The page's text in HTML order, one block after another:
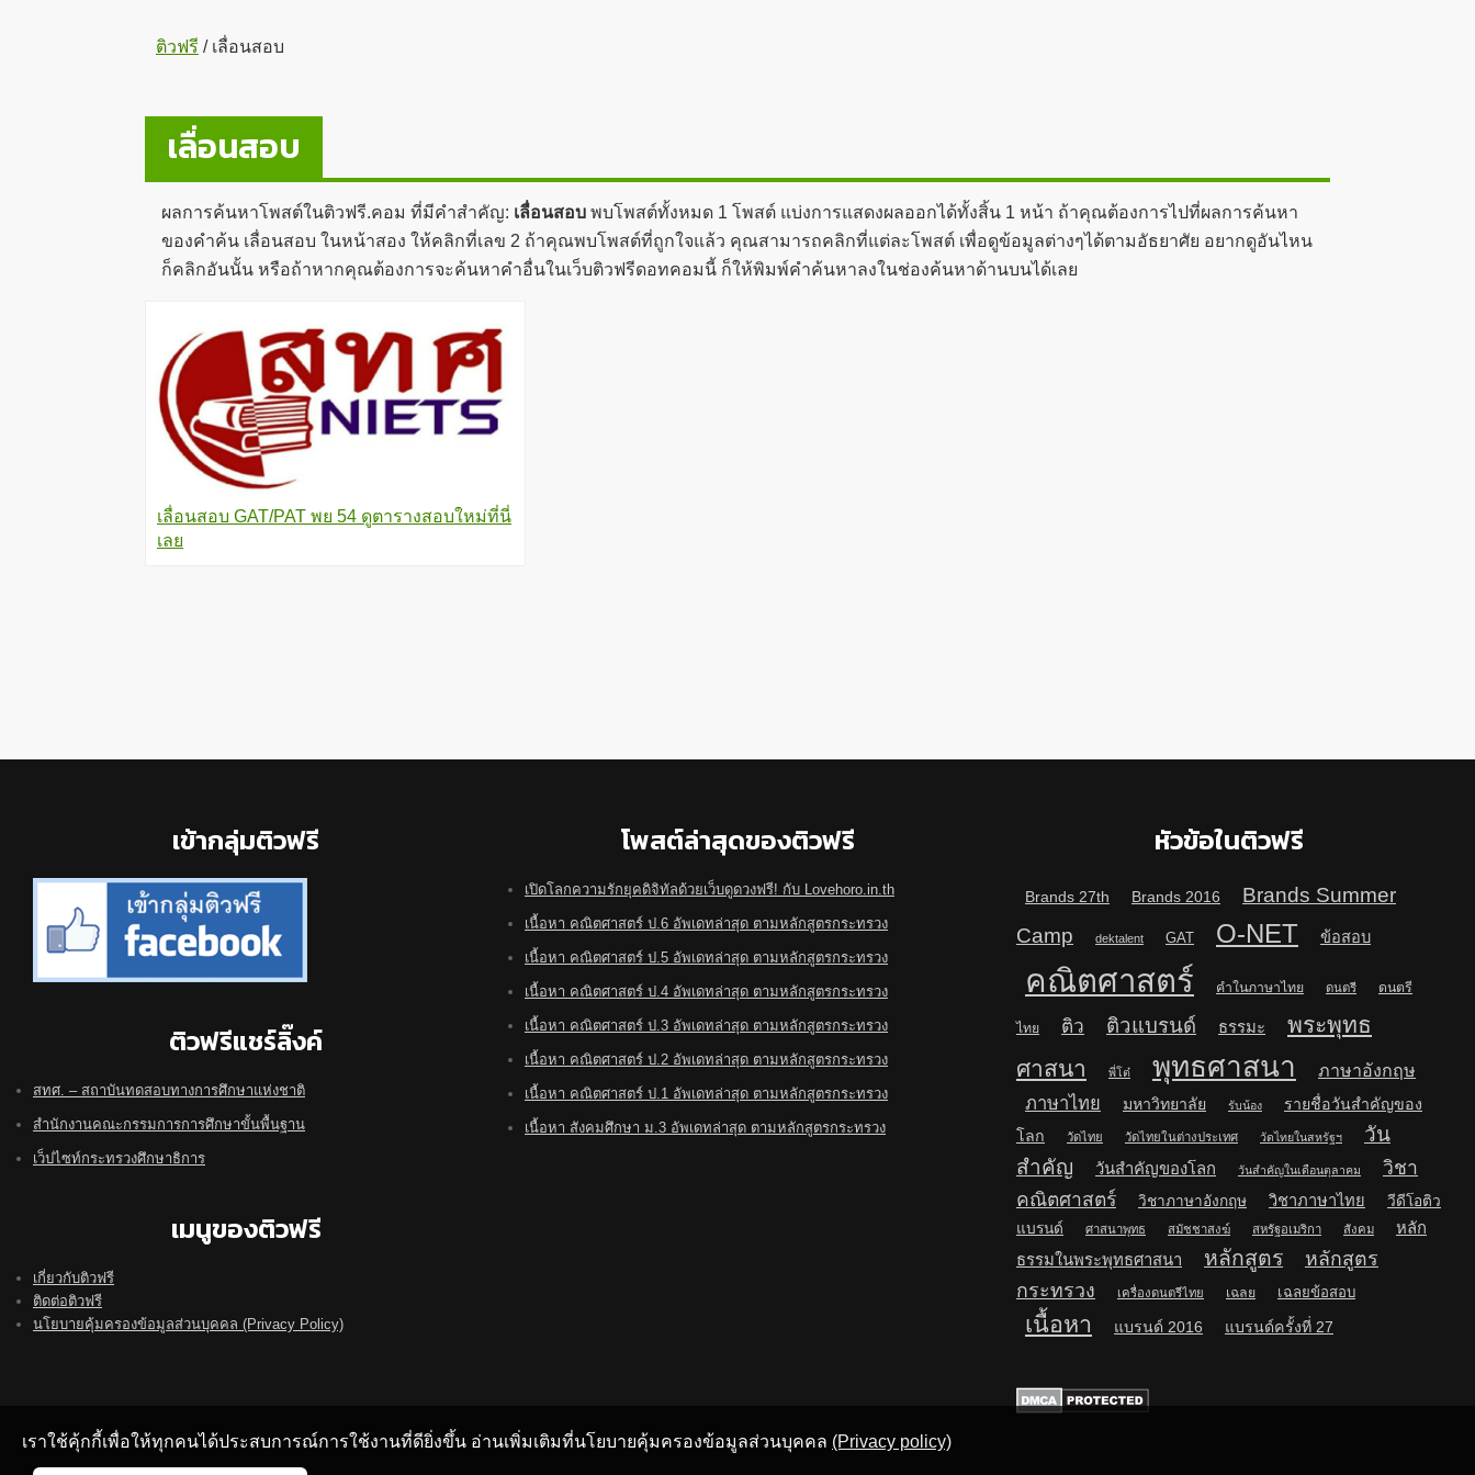
ติวฟรี /เลื่อนสอบ
เลื่อนสอบ
ผลการค้นหาโพสต์ในติวฟรี.คอม ที่มีคำสำคัญ: เลื่อนสอบ พบโพสต์ทั้งหมด 1 โพสต์ แบ่งการแสดงผลออกได้ทั้งสิ้น 1 หน้า ถ้าคุณต้องการไปที่ผลการค้นหา
ของคำค้น เลื่อนสอบ ในหน้าสอง ให้คลิกที่เลข 2 ถ้าคุณพบโพสต์ที่ถูกใจแล้ว คุณสามารถคลิกที่แต่ละโพสต์ เพื่อดูข้อมูลต่างๆได้ตามอัธยาศัย อยากดูอันไหน
ก็คลิกอันนั้น หรือถ้าหากคุณต้องการจะค้นหาคำอื่นในเว็บติวฟรีดอทคอมนี้ ก็ให้พิมพ์คำค้นหาลงในช่องค้นหาด้านบนได้เลย
เลื่อนสอบ GAT/PAT พย 54 ดูตารางสอบใหม่ที่นี่
เลย
เข้ากลุ่มติวฟรี
ติวฟรีแชร์ลิ๊งค์
สทศ. – สถาบันทดสอบทางการศึกษาแห่งชาติ
สำนักงานคณะกรรมการการศึกษาขั้นพื้นฐาน
เว็ปไซท์กระทรวงศึกษาธิการ
เมนูของติวฟรี
เกี่ยวกับติวฟรี
ติดต่อติวฟรี
นโยบายคุ้มครองข้อมูลส่วนบุคคล (Privacy Policy)
โพสต์ล่าสุดของติวฟรี
เปิดโลกความรักยุคดิจิทัลด้วยเว็บดูดวงฟรี! กับ Lovehoro.in.th
เนื้อหา คณิตศาสตร์ ป.6 อัพเดทล่าสุด ตามหลักสูตรกระทรวง
เนื้อหา คณิตศาสตร์ ป.5 อัพเดทล่าสุด ตามหลักสูตรกระทรวง
เนื้อหา คณิตศาสตร์ ป.4 อัพเดทล่าสุด ตามหลักสูตรกระทรวง
เนื้อหา คณิตศาสตร์ ป.3 อัพเดทล่าสุด ตามหลักสูตรกระทรวง
เนื้อหา คณิตศาสตร์ ป.2 อัพเดทล่าสุด ตามหลักสูตรกระทรวง
เนื้อหา คณิตศาสตร์ ป.1 อัพเดทล่าสุด ตามหลักสูตรกระทรวง
เนื้อหา สังคมศึกษา ม.3 อัพเดทล่าสุด ตามหลักสูตรกระทรวง
หัวข้อในติวฟรี
Brands 27th Brands 2016
Brands Summer
Camp
dektalent GAT O-NET ข้อสอบ
คณิตศาสตร์ คำในภาษาไทย ดนตรี ดนตรี
ไทย ติว ติวแบรนด์ ธรรมะ
พระพุทธ
ศาสนา
พี่โต๋ พุทธศาสนา ภาษาอังกฤษ
ภาษาไทย มหาวิทยาลัย รับน้อง
รายชื่อวันสำคัญของ
โลก
วัดไทย วัดไทยในต่างประเทศ วัดไทยในสหรัฐฯ
วัน
สำคัญ
วันสำคัญของโลก วันสำคัญในเดือนตุลาคม
วิชา
คณิตศาสตร์
วิชาภาษาอังกฤษ วิชาภาษาไทย
วีดีโอติว
แบรนด์
ศาสนาพุทธ สมัชชาสงฆ์ สหรัฐอเมริกา สังคม
หลัก
ธรรมในพระพุทธศาสนา
หลักสูตร
หลักสูตร
กระทรวง
เครื่องดนตรีไทย เฉลย เฉลยข้อสอบ
เนื้อหา แบรนด์ 2016 แบรนด์ครั้งที่ 27
เราใช้คุ้กกี้เพื่อให้ทุกคนได้ประสบการณ์การใช้งานที่ดียิ่งขึ้น อ่านเพิ่มเติมที่นโยบายคุ้มครองข้อมูลส่วนบุคคล (Privacy policy)